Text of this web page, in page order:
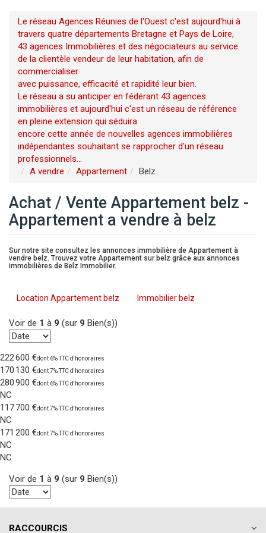
Le réseau Agences Réunies de l'Ouest c'est aujourd'hui à
travers quatre départements Bretagne et Pays de Loire,
43 agences Immobilières et des négociateurs au service
de la clientèle vendeur de leur habitation, afin de
commercialiser
avec puissance, efficacité et rapidité leur bien.
Le réseau a su anticiper en fédérant 43 agences
immobilières et aujourd'hui c'est un réseau de référence
en pleine extension qui séduira
encore cette année de nouvelles agences immobilières
indépendantes souhaitant se rapprocher d'un réseau
professionnels...
A vendre
Appartement Belz
Achat / Vente Appartement belz -
Appartement a vendre à belz
Sur notre site consultez les annonces immobilière de Appartement à
vendre belz. Trouvez votre Appartement sur belz grâce aux annonces
immobilières de Belz Immobilier.
Location Appartement belz Immobilier belz
Voir de 1 à 9 (sur 9 Bien(s))
222 600 €dont 6% TTC d'honoraires
170 130 €dont 7% TTC d'honoraires
280 900 €dont 6% TTC d'honoraires
NC
117 700 €dont 7% TTC d'honoraires
NC
171 200 €dont 7% TTC d'honoraires
NC
NC
Voir de 1 à 9 (sur 9 Bien(s))
RACCOURCIS